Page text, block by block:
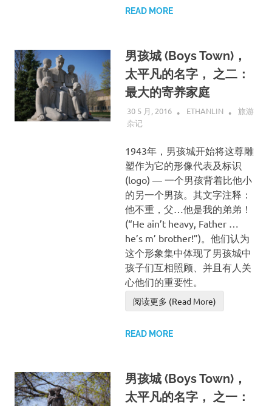
READ MORE
男孩城 (Boys Town)，
太平凡的名字， 之二：
最大的寄养家庭
30 5 月, 2016 ETHANLIN
旅游
杂记
1943年，男孩城开始将这尊雕
塑作为它的形像代表及标识
(logo) — 一个男孩背着比他小
的另一个男孩。其文字注释：
他不重，父…他是我的弟弟！
(“He ain’t heavy, Father …
he’s m’ brother!”)。他们认为
这个形象集中体现了男孩城中
孩子们互相照顾、并且有人关
心他们的重要性。
阅读更多 (Read More)
READ MORE
男孩城 (Boys Town)，
太平凡的名字， 之一：